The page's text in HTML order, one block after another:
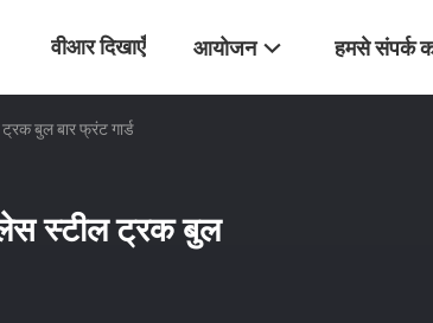
वीआर दिखाएँ आयोजन हमसे संपर्क
बुल बार फ्रंट गार्ड
स्टील ट्रक बुल